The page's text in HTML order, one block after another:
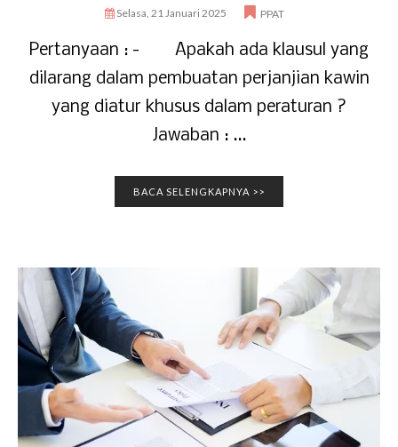
Selasa, 21 Januari 2025 PPAT
Pertanyaan : - Apakah ada klausul yang
dilarang dalam pembuatan perjanjian kawin
yang diatur khusus dalam peraturan ?
Jawaban : ...
BACA SELENGKAPNYA >>